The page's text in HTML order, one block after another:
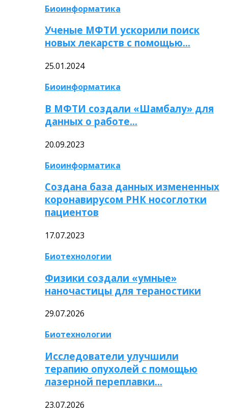
Биоинформатика
Ученые МФТИ ускорили поиск
новых лекарств с помощью…
25.01.2024
Биоинформатика
В МФТИ создали «Шамбалу» для
данных о работе…
20.09.2023
Биоинформатика
Создана база данных измененных
коронавирусом РНК носоглотки
пациентов
17.07.2023
Биотехнологии
Физики создали «умные»
наночастицы для тераностики
29.07.2026
Биотехнологии
Исследователи улучшили
терапию опухолей с помощью
лазерной переплавки…
23.07.2026